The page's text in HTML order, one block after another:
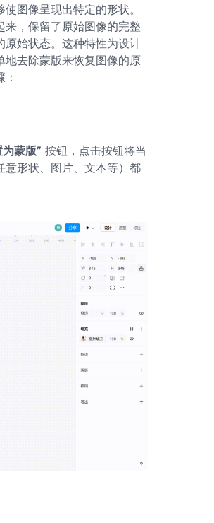
图像呈现出特定的形状。
来，保留了原始图像的完整
原始状态。这种特性为设计
地去除蒙版来恢复图像的原
为蒙版” 按钮，点击按钮将当
意形状、图片、文本等）都